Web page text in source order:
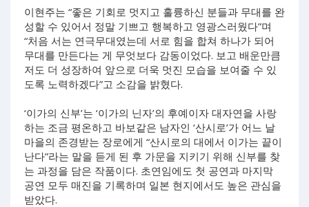
이현주는 “좋은 기회로 멋지고 훌륭하신 분들과 무대를 완
성할 수 있어서 정말 기쁘고 행복하고 영광스러웠다”며
“처음 서는 연극무대였는데 서로 힘을 합쳐 하나가 되어
무대를 만든다는 게 무엇보다 감동이었다. 보고 배운만큼
저도 더 성장하여 앞으로 더욱 멋진 모습을 보여줄 수 있
도록 노력하겠다”고 소감을 밝혔다.
‘이가의 신부’는 ‘이가의 닌자’의 후예이자 대자연을 사랑
하는 조금 평온하고 바보같은 남자인 ‘산시로’가 어느 날
마을의 존경받는 장로에게 “산시로의 대에서 이가는 끝이
난다”라는 말을 듣게 된 후 가문을 지키기 위해 신부를 찾
는 과정을 담은 작품이다. 초연임에도 첫 공연과 마지막
공연 모두 매진을 기록하며 일본 현지에서도 높은 관심을
받았다.